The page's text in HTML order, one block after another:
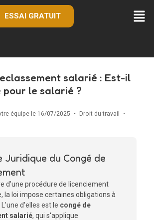
ESSAI GRATUIT
salarié : Est-il
le salarié ?
équipe le 16/07/2025 • Droit du travail
•
Juridique du Congé de
d'une procédure de licenciement
la loi impose certaines obligations à
L'une d'elles est le congé de
salarié, qui s'applique